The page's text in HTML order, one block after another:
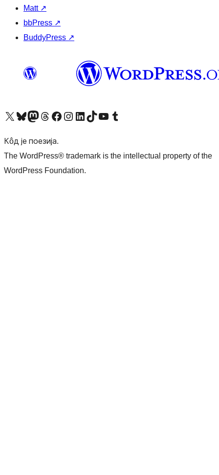
Matt ↗
bbPress ↗
BuddyPress ↗
Visit our X (formerly Twitter) account
Посетите наш Bluesky налог
Visit our Mastodon account
Посетите наш налог на Threads-у Visit our Facebook pageПосетите наш Инстаграм налог
Visit our LinkedIn account
Посетите наш TikTok налог
Visit our YouTube channel
Посетите наш Tumblr налог
Кôд је поезија.
The WordPress® trademark is the intellectual property of the
WordPress Foundation.